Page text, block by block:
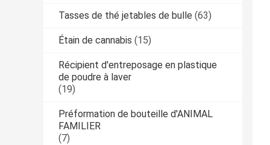
Tasses de thé jetables de bulle (63)
Étain de cannabis (15)
Récipient d'entreposage en plastique
de poudre à laver
(19)
Préformation de bouteille d'ANIMAL
FAMILIER
(7)